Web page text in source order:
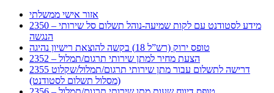
אזור אישי ממשלתי
2350 – מידע לסטודנט עם לקות שמיעה-נוהל תשלום סל שירותי
הנגשה
טופס ירוק (רש”ל 18) בקשה להוצאת רישיון נהיגה
2352 – הצעת מחיר למתן שירותי תרגום/תמלול
2355 דרישה לתשלום עבור מתן שירותי תרגום/תמלול/שקלוט
(מסלול תשלום לסטודנט)